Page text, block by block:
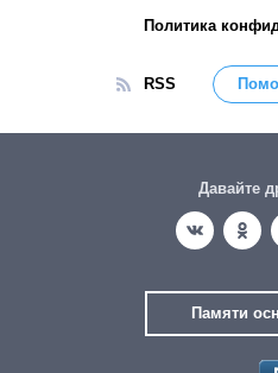
Политика
RSS
Давайте
Памяти